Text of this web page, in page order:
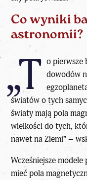
Co wyniki
astronomii?
„T o pierwsze
dowodów
światów o tych
światy mają pola
wielkości do tych,
nawet na Ziemi” –
Wcześniejsze modele
mieć pola